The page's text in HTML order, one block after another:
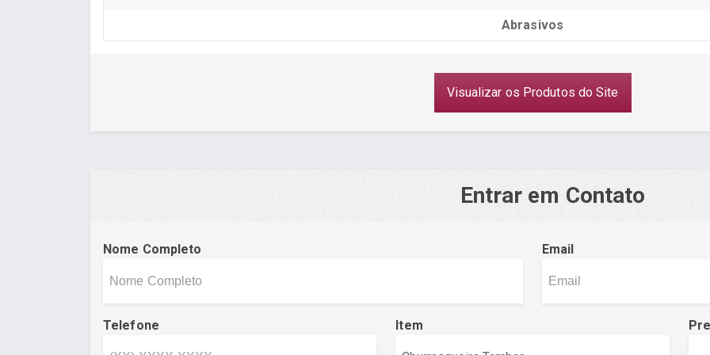
Abrasivos
Visualizar os Produtos do Site
Entrar em Contato
Nome Completo Email
Telefone Item